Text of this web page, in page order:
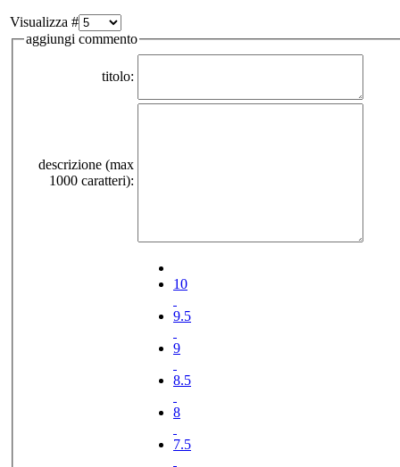
Visualizza #
aggiungi commento
titolo:
descrizione (max
1000 caratteri):
10
9.5
9
8.5
8
7.5